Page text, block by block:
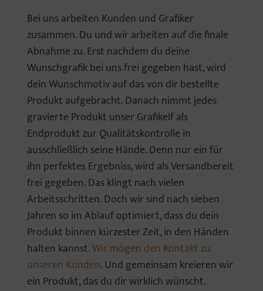
Bei uns arbeiten Kunden und Grafiker
zusammen. Du und wir arbeiten auf die finale
Abnahme zu. Erst nachdem du deine
Wunschgrafik bei uns frei gegeben hast, wird
dein Wunschmotiv auf das von dir bestellte
Produkt aufgebracht. Danach nimmt jedes
gravierte Produkt unser Grafikelf als
Endprodukt zur Qualitätskontrolle in
ausschließlich seine Hände. Denn nur ein für
ihn perfektes Ergebniss, wird als Versandbereit
frei gegeben. Das klingt nach vielen
Arbeitsschritten. Doch wir sind nach sieben
Jahren so im Ablauf optimiert, dass du dein
Produkt binnen kürzester Zeit, in den Händen
halten kannst.Wir mögen den Kontakt zu
unseren Kunden. Und gemeinsam kreieren wir
ein Produkt, das du dir wirklich wünscht.